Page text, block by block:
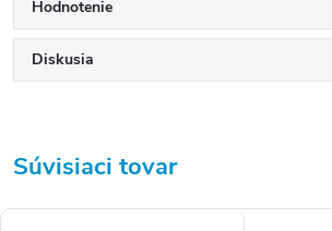
Hodnotenie
Diskusia
Súvisiaci tovar